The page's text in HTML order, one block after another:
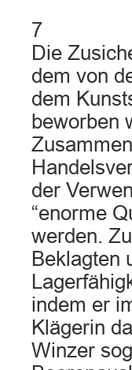
7
Die
dem von
dem
beworben
der
“enorme
werden.
Beklagten
indem er
Klägerin
Winzer